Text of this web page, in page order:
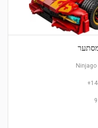
Ninjago
14+
9